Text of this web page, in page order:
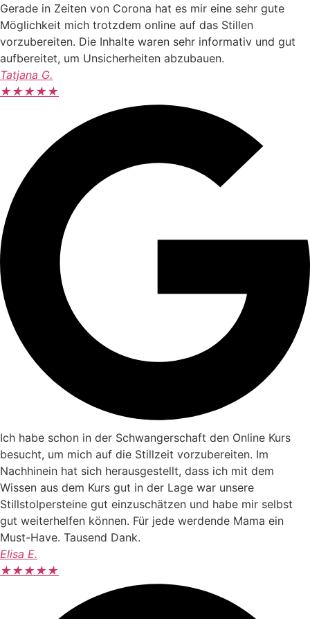
Gerade in Zeiten von Corona hat es mir eine sehr gute
Möglichkeit mich trotzdem online auf das Stillen
vorzubereiten. Die Inhalte waren sehr informativ und gut
aufbereitet, um Unsicherheiten abzubauen.
Tatjana G.
★★★★★
Ich habe schon in der Schwangerschaft den Online Kurs
besucht, um mich auf die Stillzeit vorzubereiten. Im
Nachhinein hat sich herausgestellt, dass ich mit dem
Wissen aus dem Kurs gut in der Lage war unsere
Stillstolpersteine gut einzuschätzen und habe mir selbst
gut weiterhelfen können. Für jede werdende Mama ein
Must-Have. Tausend Dank.
Elisa E.
★★★★★